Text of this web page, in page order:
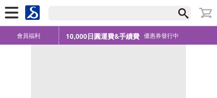
會員福利 10,000日圓運費&手續費 優惠券發行中